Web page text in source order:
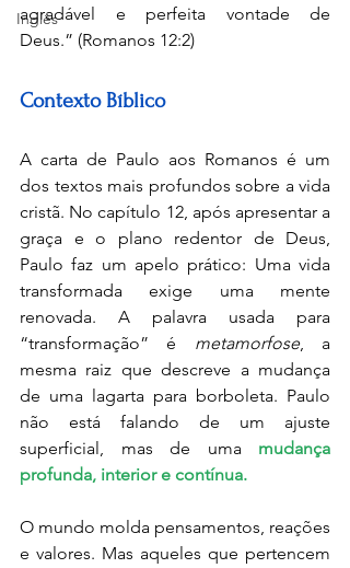
Inglês
agradável e perfeita vontade de
Deus.” (Romanos 12:2)
Contexto Bíblico
A carta de Paulo aos Romanos é um
dos textos mais profundos sobre a vida
cristã. No capítulo 12, após apresentar a
graça e o plano redentor de Deus,
Paulo faz um apelo prático: Uma vida
transformada exige uma mente
renovada. A palavra usada para
“transformação” é metamorfose, a
mesma raiz que descreve a mudança
de uma lagarta para borboleta. Paulo
não está falando de um ajuste
superficial, mas de uma mudança
profunda, interior e contínua.
O mundo molda pensamentos, reações
e valores. Mas aqueles que pertencem